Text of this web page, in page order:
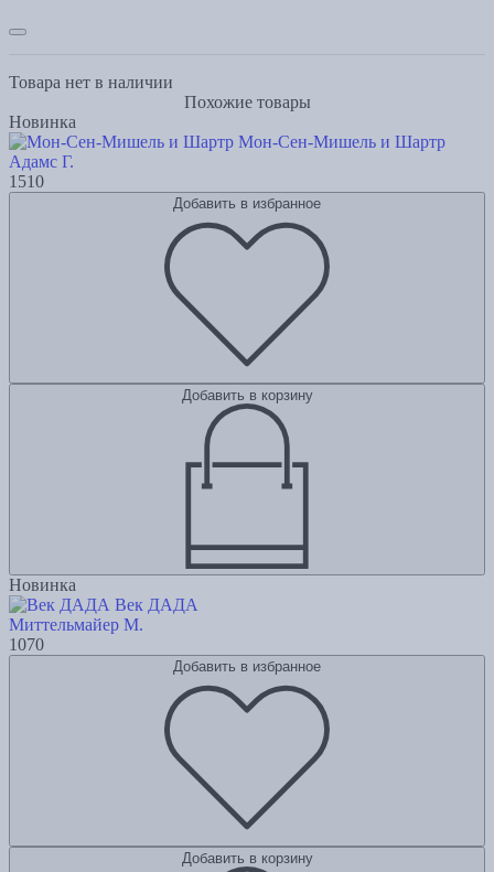
Товара нет в наличии
Похожие товары
Новинка
Мон-Сен-Мишель и Шартр
Адамс Г.
1510
Добавить в избранное
Добавить в корзину
Новинка
Век ДАДА
Миттельмайер М.
1070
Добавить в избранное
Добавить в корзину